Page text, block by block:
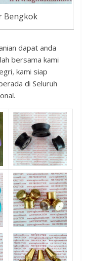
Bengkok
dapat anda
bersama kami
kami siap
di Seluruh